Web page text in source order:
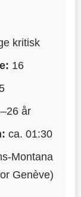
kritisk
16
år
ca. 01:30
Montana
Genève)